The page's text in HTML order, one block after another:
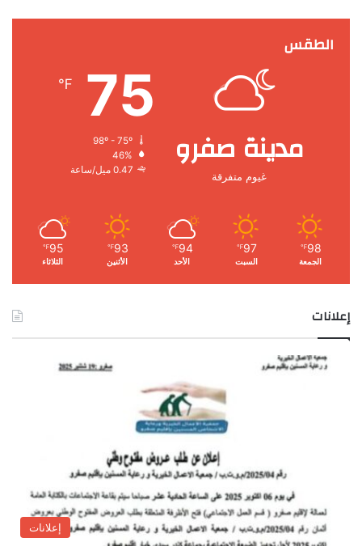
الطقس
مدينة صفرو
غيوم متفرقة
75
℉
46%
0.47 ميل/ساعة
98
℉
الجمعة
97
℉
السبت
94
℉
الأحد
93
℉
الأثنين
95
℉
الثلاثاء
إعلانات
إعلانات